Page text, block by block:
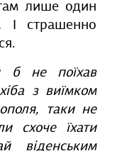
лише один
І страшенно
б не поїхав
з виїмком
таки не
схоче їхати
віденським